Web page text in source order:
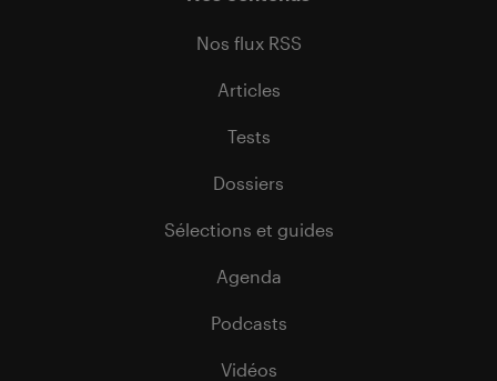
Nos flux RSS
Articles
Tests
Dossiers
Sélections et guides
Agenda
Podcasts
Vidéos